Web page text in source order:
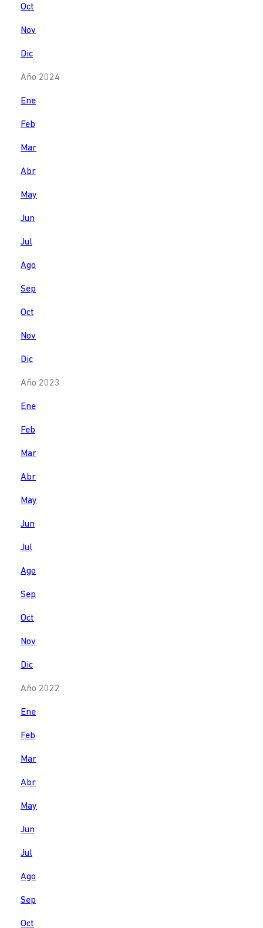
Oct
Nov
Dic
Año 2024
Ene
Feb
Mar
Abr
May
Jun
Jul
Ago
Sep
Oct
Nov
Dic
Año 2023
Ene
Feb
Mar
Abr
May
Jun
Jul
Ago
Sep
Oct
Nov
Dic
Año 2022
Ene
Feb
Mar
Abr
May
Jun
Jul
Ago
Sep
Oct